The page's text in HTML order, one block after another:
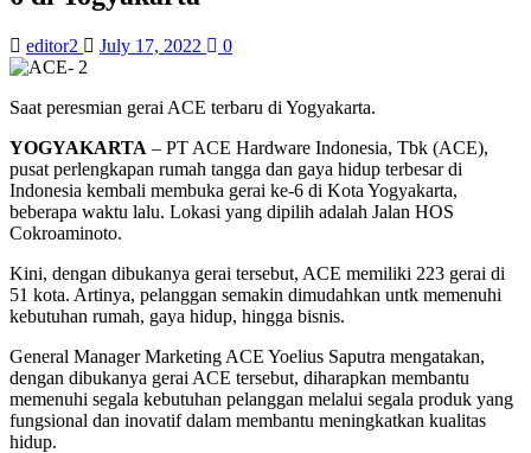
editor2 July 17, 2022 0
Saat peresmian gerai ACE terbaru di Yogyakarta.
YOGYAKARTA – PT ACE Hardware Indonesia, Tbk (ACE),
pusat perlengkapan rumah tangga dan gaya hidup terbesar di
Indonesia kembali membuka gerai ke-6 di Kota Yogyakarta,
beberapa waktu lalu. Lokasi yang dipilih adalah Jalan HOS
Cokroaminoto.
Kini, dengan dibukanya gerai tersebut, ACE memiliki 223 gerai di
51 kota. Artinya, pelanggan semakin dimudahkan untk memenuhi
kebutuhan rumah, gaya hidup, hingga bisnis.
General Manager Marketing ACE Yoelius Saputra mengatakan,
dengan dibukanya gerai ACE tersebut, diharapkan membantu
memenuhi segala kebutuhan pelanggan melalui segala produk yang
fungsional dan inovatif dalam membantu meningkatkan kualitas
hidup.